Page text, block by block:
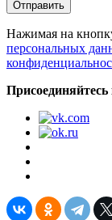
Отправить
Нажимая на
персональных